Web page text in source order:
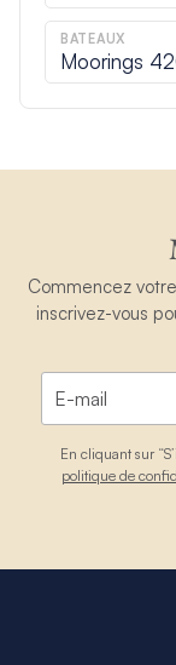
BATEAUX
Moorings
Commencez
inscrivez-vous
En cliquant sur
politique de